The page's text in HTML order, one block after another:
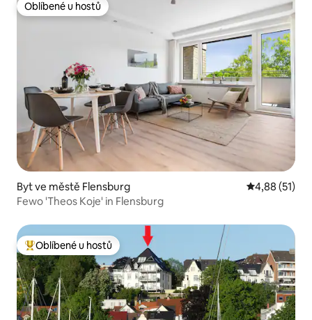
Oblíbené u hostů
Oblíbené u hostů
Byt ve městě Flensburg Průměrné
4,88 (51)
Fewo 'Theos Koje' in Flensburg
Nejlepší v kategorii Oblíbené u hostů
Oblíbené u hostů